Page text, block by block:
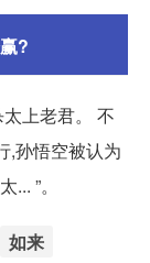
?
上老君。 不
,孙悟空被认为
”。
如来